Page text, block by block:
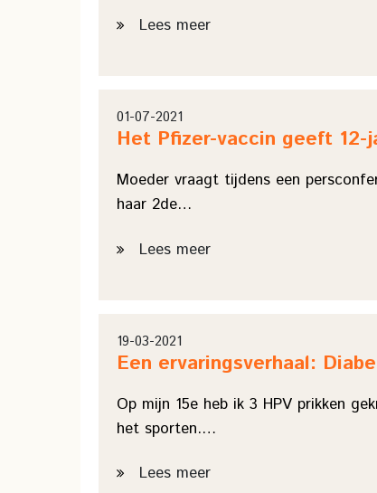
Lees meer
01-07-2021
Het Pfizer-vaccin geeft 12-
Moeder vraagt tijdens een
haar 2de…
Lees meer
19-03-2021
Een ervaringsverhaal:
Op mijn 15e heb ik 3 HPV prikken
het sporten.…
Lees meer